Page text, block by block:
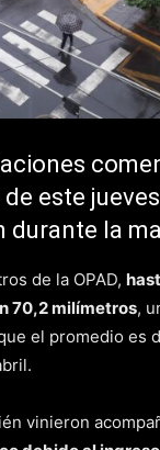
este
durante la
de la OPAD,
70,2 milímetros,
el promedio es
vinieron